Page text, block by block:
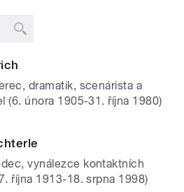
dramatik, scenárista a
(6. února 1905-31. října 1980)
vynálezce kontaktních
října 1913-18. srpna 1998)